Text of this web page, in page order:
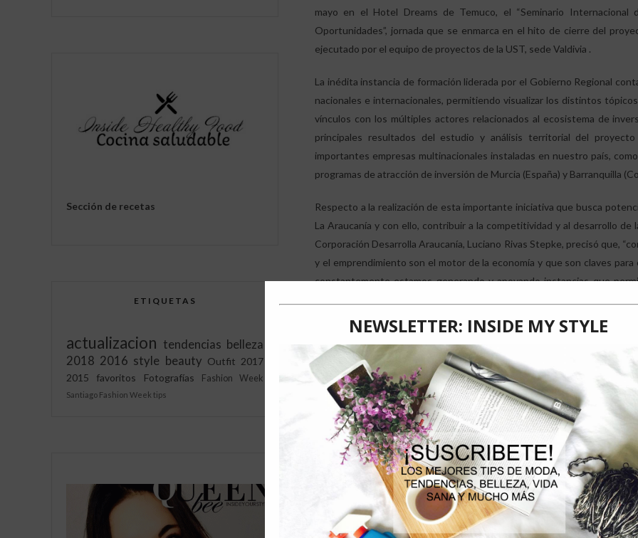
mayo en el Hotel Dreams de Temuco, el “Seminario
Oportunidades”, jornada que se enmarca en el hito de cierre del
ejecutado por el equipo de proyectos de la UST, sede Valdivia .
La inédita instancia de formación liderada por el Gobierno Regional
nacionales e internacionales, permitiendo visualizar los distintos
vínculos con los múltiples actores relacionados al ecosistema de
principales resultados del estudio y análisis territorial del
importantes empresas multinacionales instaladas en nuestro país,
programas de atracción de inversión de Murcia (España) y Barranquilla
Respecto a la realización de esta importante iniciativa que busca
La Araucanía y con ello, contribuir a la competitividad y al desarrollo
Corporación Desarrolla Araucanía, Luciano Rivas Stepke, precisó que,
y el emprendimiento son el motor de la economía y que son claves
constantemente estamos generando y apoyando instancias que
región y a su vez, fortalecer el rol de nuestras pymes. Es fundamental
juegan un rol predominante en el crecimiento del país y contribuyen a
recursos, sino también un mayor desarrollo tecnológico, empleo,
innovación y emprendimiento”.
La máxima autoridad regional, además añadió que, “en La
pueden potenciar los procesos de inversión extranjera, por lo que,
atraer a empresas internacionales que aporten dinamismo al desarrollo
Además, es importante destacar los resultados de este proyecto FIC-
donde tras un exhaustivo levantamiento de información, se
desarrollar en La Región, quedando demostrado con ello, el
Regional y como Corporación Desarrolla Araucanía, continuaremos
región y seguiremos trabajando para potenciar sus ideas de
Sección de recetas
ETIQUETAS
actualizacion tendencias belleza
2018 2016 style beauty Outfit 2017
2015
favoritos Fotografías Fashion Week
Santiago Fashion Week tips